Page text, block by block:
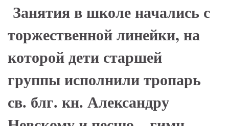
Занятия в школе начались с
торжественной линейки, на
которой дети старшей
группы исполнили тропарь
св. блг. кн. Александру